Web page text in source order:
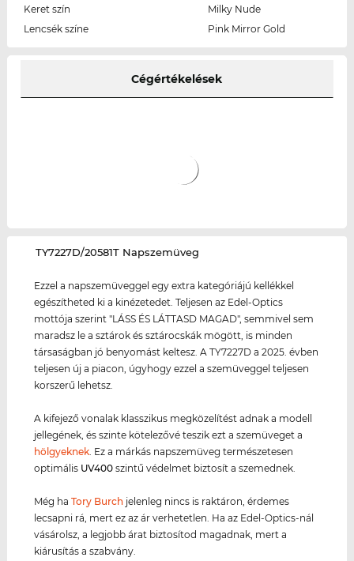
Keret szín
Milky Nude
Lencsék színe
Pink Mirror Gold
Cégértékelések
‌TY7227D/20581T Napszemüveg
Ezzel a napszemüveggel egy extra kategóriájú kellékkel
egészítheted ki a kinézetedet. Teljesen az Edel-Optics
mottója szerint "LÁSS ÉS LÁTTASD MAGAD", semmivel sem
maradsz le a sztárok és sztárocskák mögött, is minden
társaságban jó benyomást keltesz. A TY7227D a 2025. évben
teljesen új a piacon, úgyhogy ezzel a szemüveggel teljesen
korszerű lehetsz.
A kifejező vonalak klasszikus megközelítést adnak a modell
jellegének, és szinte kötelezővé teszik ezt a szemüveget a
hölgyeknek. Ez a márkás napszemüveg természetesen
optimális UV400 szintű védelmet biztosít a szemednek.
Még haTory Burch jelenleg nincs is raktáron, érdemes
lecsapni rá, mert ez az ár verhetetlen. Ha az Edel-Optics-nál
vásárolsz, a legjobb árat biztosítod magadnak, mert a
kiárusítás a szabvány.